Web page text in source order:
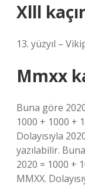
Xlll
13. yüzyıl –
Mmxx
Buna göre
1000 + 1000 +
Dolayısıyla
yazılabilir.
2020 = 1000 +
MMXX.